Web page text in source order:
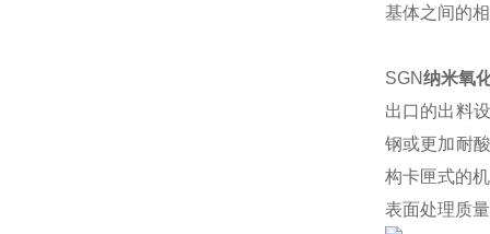
基体之间的
SGN纳米氧
出口的出料
钢或更加耐
构卡匣式的
表面处理质